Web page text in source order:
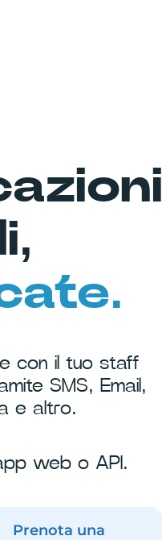
con il tuo staff
SMS, Email,
e altro.
web o API.
Prenota una